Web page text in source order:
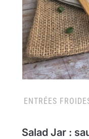
ENTRÉES
Salad Jar :